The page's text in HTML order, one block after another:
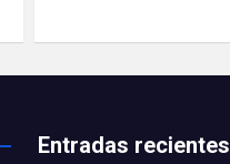
Entradas recientes